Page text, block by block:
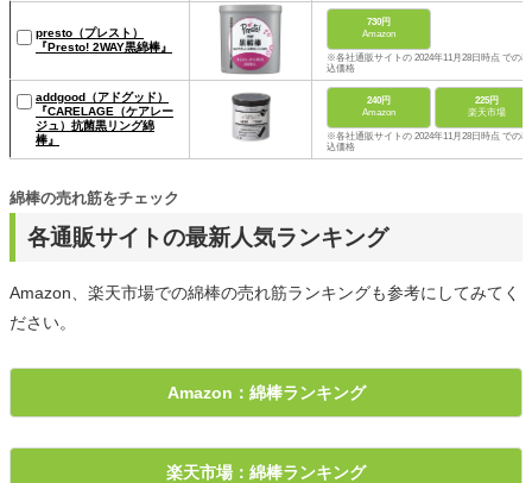
presto（プレスト）
『Presto! 2WAY黒綿棒』
730円
Amazon
※各社通販サイトの 2024年11月28日時点 での税
込価格
addgood（アドグッド）
『CARELAGE（ケアレー
ジュ）抗菌黒リング綿
棒』
240円
Amazon
225円
楽天市場
※各社通販サイトの 2024年11月28日時点 での税
込価格
各通販サイトの最新人気ランキング
綿棒の売れ筋をチェック
Amazon、楽天市場での綿棒の売れ筋ランキングも参考にしてみてく
ださい。
Amazon：綿棒ランキング
楽天市場：綿棒ランキング